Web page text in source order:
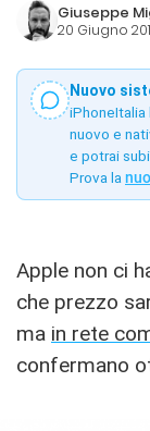
Giuseppe
20 Giugno
Nuovo
nuovo e
e potrai
Prova la
Apple non ci
che prezzo
ma in rete
confermano